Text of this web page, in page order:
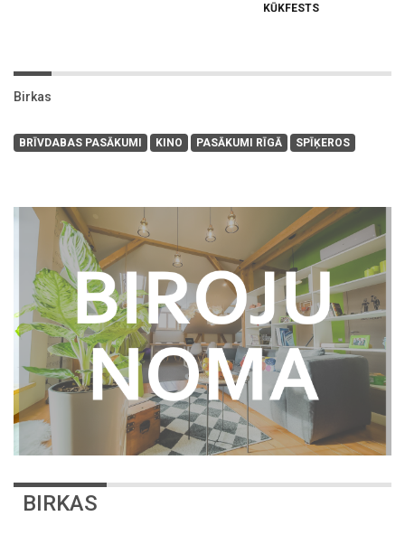
KŪKFESTS
Birkas
BRĪVDABAS PASĀKUMI KINO PASĀKUMI RĪGĀ SPĪĶEROS
BIRKAS